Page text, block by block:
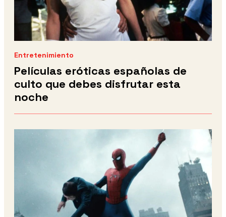
Entretenimiento
Películas eróticas españolas de
culto que debes disfrutar esta
noche